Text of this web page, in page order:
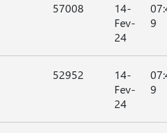
57008
14-
Fev-
24
9
52952
14-
Fev-
24
9